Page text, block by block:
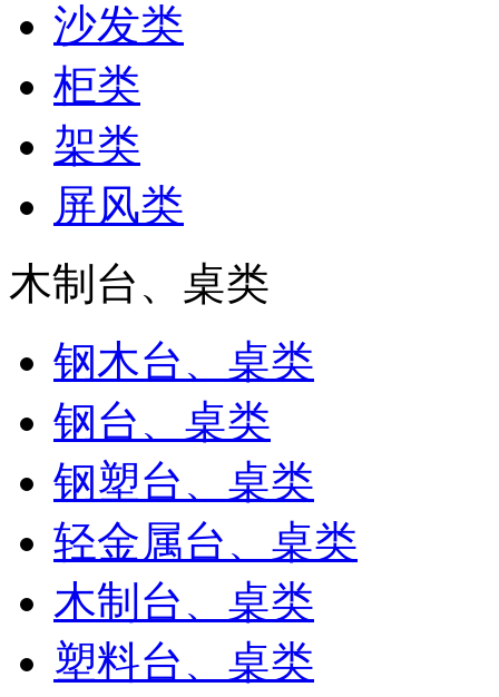
沙发类
柜类
架类
屏风类
木制台、桌类
钢木台、桌类
钢台、桌类
钢塑台、桌类
轻金属台、桌类
木制台、桌类
塑料台、桌类